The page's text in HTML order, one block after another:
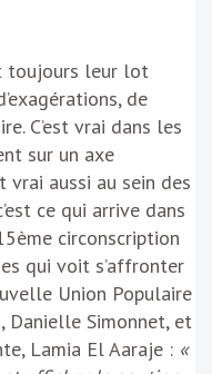
toujours leur lot
de
C’est vrai dans les
sur un axe
vrai aussi au sein des
ce qui arrive dans
circonscription
qui voit s’affronter
Union Populaire
Danielle Simonnet, et
Lamia El Aaraje : «